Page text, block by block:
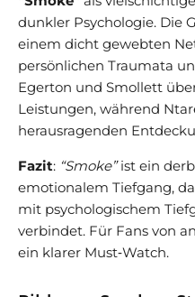
dunkler Psychologie. Die
einem dicht gewebten
persönlichen Traumata
Egerton und Smollett
Leistungen, während
herausragenden
Fazit: “Smoke”ist ein
emotionalem Tiefgang,
mit psychologischem
verbindet. Für Fans von
ein klarer Must‑Watch.